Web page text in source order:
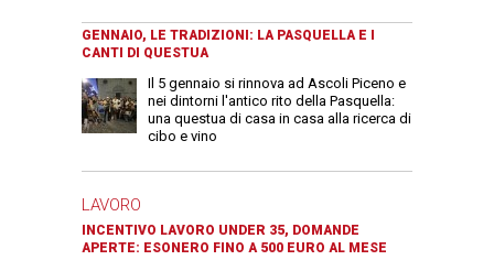
GENNAIO, LE TRADIZIONI: LA PASQUELLA E I
CANTI DI QUESTUA
Il 5 gennaio si rinnova ad Ascoli Piceno e
nei dintorni l'antico rito della Pasquella:
una questua di casa in casa alla ricerca di
cibo e vino
LAVORO
INCENTIVO LAVORO UNDER 35, DOMANDE
APERTE: ESONERO FINO A 500 EURO AL MESE